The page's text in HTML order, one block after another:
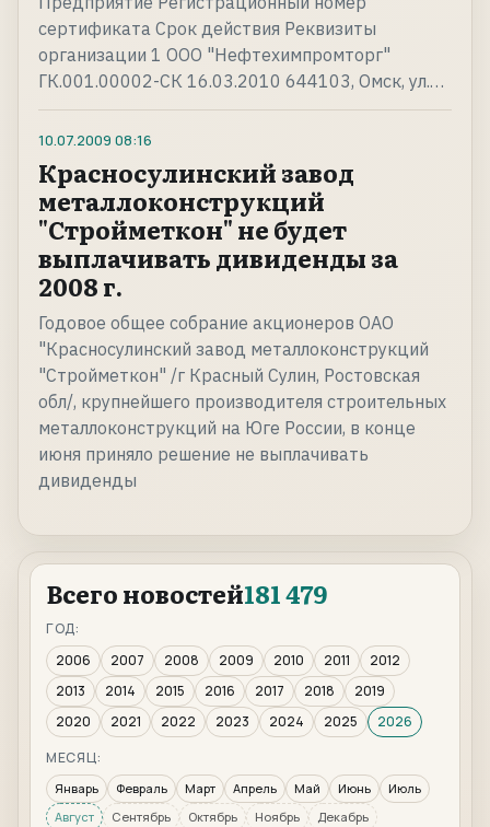
сертификата Срок действия Реквизиты
организации 1 ООО "Нефтехимпромторг"
ГК.001.00002-СК 16.03.2010 644103, Омск, ул.…
10.07.2009 08:16
Красносулинский завод
металлоконструкций
"Стройметкон" не будет
выплачивать дивиденды за
2008 г.
Годовое общее собрание акционеров ОАО
"Красносулинский завод металлоконструкций
"Стройметкон" /г Красный Сулин, Ростовская
обл/, крупнейшего производителя строительных
металлоконструкций на Юге России, в конце
июня приняло решение не выплачивать
дивиденды
Всего новостей181 479
ГОД:
2006
2007 2008 2009 2010 2011
2012
2013
2014 2015 2016 2017 2018
2019
2020
2021 2022 2023 2024 2025
2026
МЕСЯЦ:
Январь Февраль Март Апрель Май Июнь
Июль
Август
Сентябрь Октябрь Ноябрь Декабрь